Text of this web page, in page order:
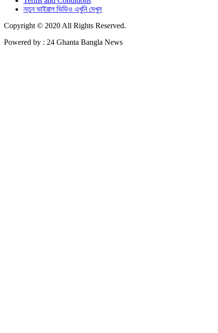
নতুন ভাইরাল ভিডিও এখুনি দেখুন
Copyright © 2020 All Rights Reserved.
Powered by : 24 Ghanta Bangla News